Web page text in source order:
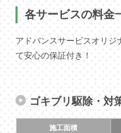
各サービスの料金
アドバンスサービスオリジ
て安心の保証付き！
ゴキブリ駆除・対
施工面積